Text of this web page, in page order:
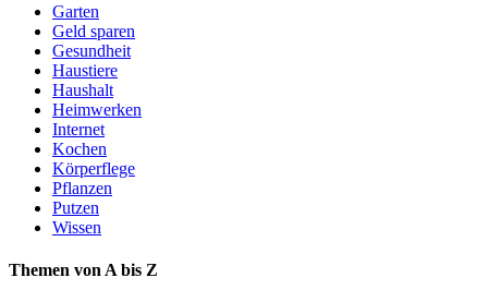
Garten
Geld sparen
Gesundheit
Haustiere
Haushalt
Heimwerken
Internet
Kochen
Körperflege
Pflanzen
Putzen
Wissen
Themen von A bis Z